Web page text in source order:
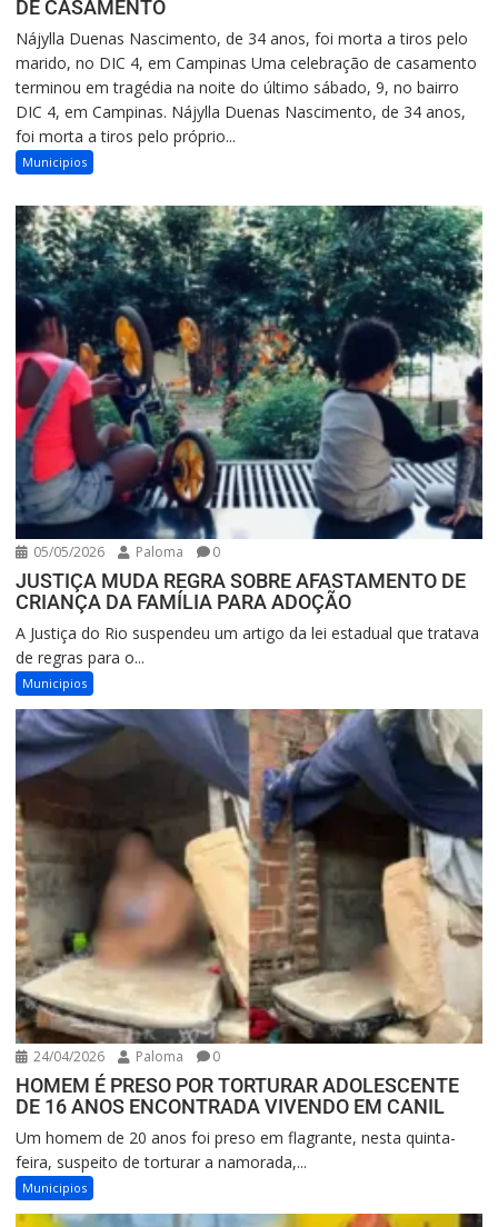
DE CASAMENTO
Nájylla Duenas Nascimento, de 34 anos, foi morta a tiros pelo
marido, no DIC 4, em Campinas Uma celebração de casamento
terminou em tragédia na noite do último sábado, 9, no bairro
DIC 4, em Campinas. Nájylla Duenas Nascimento, de 34 anos,
foi morta a tiros pelo próprio...
Municipios
05/05/2026 Paloma 0
JUSTIÇA MUDA REGRA SOBRE AFASTAMENTO DE
CRIANÇA DA FAMÍLIA PARA ADOÇÃO
A Justiça do Rio suspendeu um artigo da lei estadual que tratava
de regras para o...
Municipios
24/04/2026 Paloma 0
HOMEM É PRESO POR TORTURAR ADOLESCENTE
DE 16 ANOS ENCONTRADA VIVENDO EM CANIL
Um homem de 20 anos foi preso em flagrante, nesta quinta-
feira, suspeito de torturar a namorada,...
Municipios